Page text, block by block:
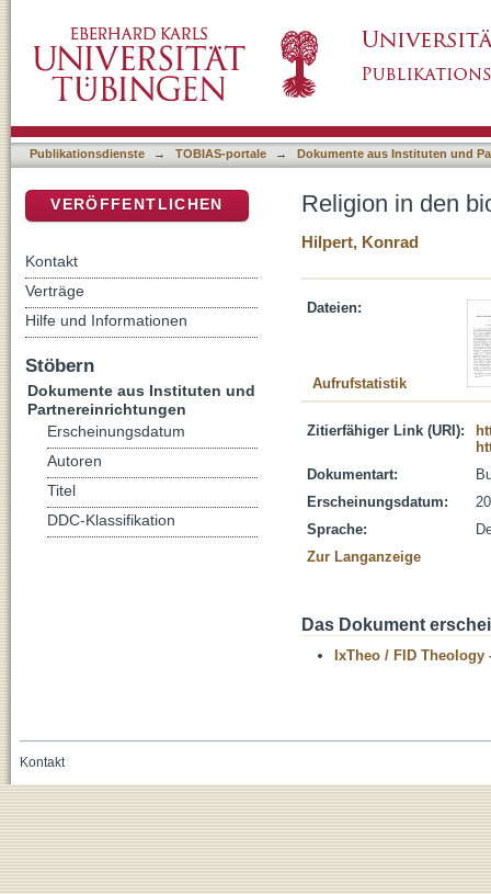
Publikationsdienste → TOBIAS-portale → Dokumente aus Instituten und
Religion in den
Hilpert, Konrad
Dateien:
Aufrufstatistik
Zitierfähiger Link (URI):
Dokumentart:
Erscheinungsdatum:
Sprache:
Zur Langanzeige
Das Dokument
IxTheo / FID Theology
VERÖFFENTLICHEN
Kontakt
Verträge
Hilfe und Informationen
Stöbern
Dokumente aus Instituten und
Partnereinrichtungen
Erscheinungsdatum
Autoren
Titel
DDC-Klassifikation
Kontakt